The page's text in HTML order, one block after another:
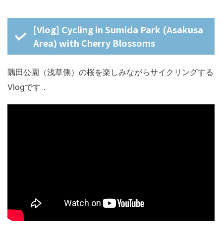
[Vlog] Cycling in Sumida Park (Asakusa
Area) with Cherry Blossoms
隅田公園（浅草側）の桜を楽しみながらサイクリングする
Vlogです．